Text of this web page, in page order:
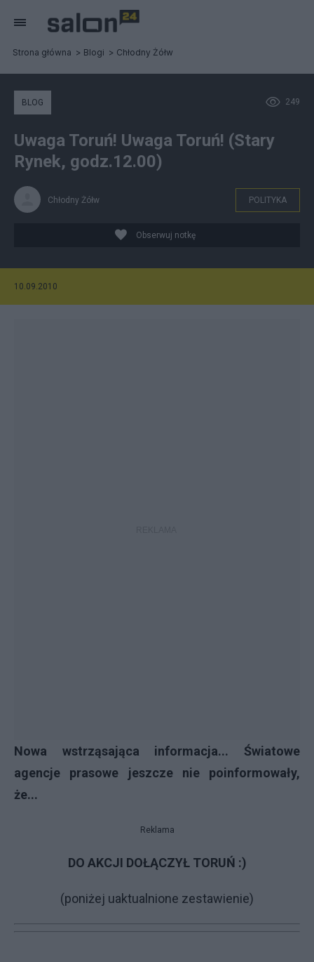
Strona główna Blogi Chłodny Żółw
249
BLOG
Uwaga Toruń! Uwaga Toruń! (Stary
Rynek, godz.12.00)
Chłodny Żółw POLITYKA
Obserwuj notkę
10.09.2010
Nowa wstrząsająca informacja... Światowe
agencje prasowe jeszcze nie poinformowały,
że...
Reklama
DO AKCJI DOŁĄCZYŁ TORUŃ :)
(poniżej uaktualnione zestawienie)